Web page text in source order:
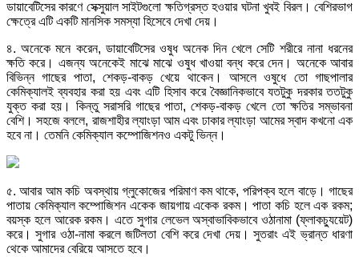
ডায়াবেটিসের কারণে সেক্সুয়াল সাইটগুলো ক্ষতিগ্রস্ত হওয়ার ঘটনা খুবই বিরল। বেশিরভাগ
ক্ষেত্রে এটি একটি মানসিক সমস্যা হিসেবে দেখা দেয়।
৪. অনেকে মনে করেন, ডায়াবেটিসের ওষুধ অনেক দিন খেলে সেটি শরীরে নানা ধরনের
ক্ষতি করে। এজন্য অনেকেই মাঝে মাঝে ওষুধ খাওয়া বন্ধ করে দেন। অনেকে আবার
বিভিন্ন গাছের পাতা, শেকড়-বাকড় খেয়ে থাকেন। আসলে ওষুধে তো গাছপালার
কেমিক্যালই ব্যবহার করা হয় এবং এটি হিসাব করে বৈজ্ঞানিকভাবে যতটুকু দরকার ততটুকু
যুক্ত করা হয়। কিন্তু সরাসরি গাছের পাতা, শেকড়-বাকড় খেলে তো ক্ষতির সম্ভাবনা
বেশি। সহজে বললে, রাজশাহীর ল্যাংড়া আম এবং ঢাকার ল্যাংড়া আমের স্বাদ কখনো এক
হবে না। তেমনি কেমিক্যাল কম্পোজিশনও একটু ভিন্ন।
৫. আবার আম কচি অবস্থায় গ্লুকোজের পরিমাণ কম থাকে, পরিপক্ব হলে বাড়ে। গাছের
পাতায় কেমিক্যাল কম্পোজিশন একেক জায়গায় একেক রকম। পাতা কচি হলে এক রকম;
বয়স্ক হলে আরেক রকম। এতে সুগার লেভেল অস্বাভাবিকভাবে ওঠানামা (ফ্লাকচ্যুয়েট)
করে। সুগার ওঠা-নামা করলে জটিলতা বেশি করে দেখা দেয়। সুতরাং এই ভ্রান্ত ধারণা
থেকে আমাদের বেরিয়ে আসতে হবে।